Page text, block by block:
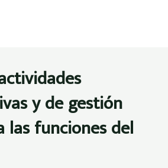
y de gestión
las funciones del